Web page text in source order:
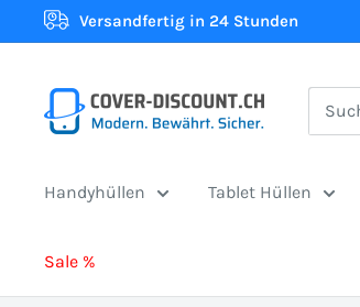
Direkt
zum
Versandfertig in 24 Stunden
Cover-
Discount.ch:
Onlineshop
der
Schweiz
Handyhüllen Tablet Hüllen
Sale %